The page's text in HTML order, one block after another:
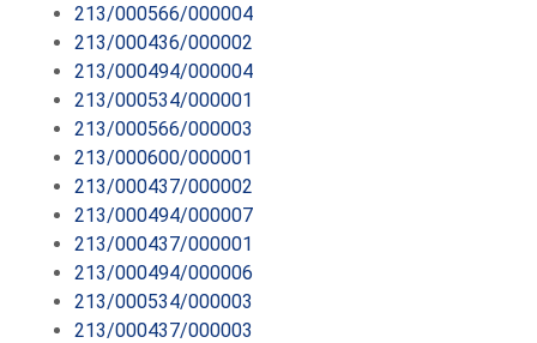
213/000566/000004
213/000436/000002
213/000494/000004
213/000534/000001
213/000566/000003
213/000600/000001
213/000437/000002
213/000494/000007
213/000437/000001
213/000494/000006
213/000534/000003
213/000437/000003